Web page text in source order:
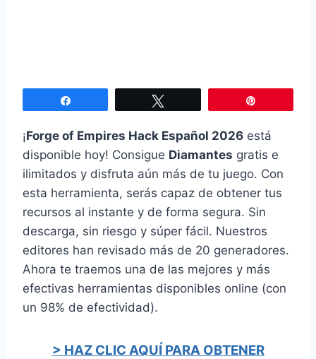
¡Forge of Empires Hack Español 2026 está
disponible hoy! Consigue Diamantes gratis e
ilimitados y disfruta aún más de tu juego. Con
esta herramienta, serás capaz de obtener tus
recursos al instante y de forma segura. Sin
descarga, sin riesgo y súper fácil. Nuestros
editores han revisado más de 20 generadores.
Ahora te traemos una de las mejores y más
efectivas herramientas disponibles online (con
un 98% de efectividad).
> HAZ CLIC AQUÍ PARA OBTENER